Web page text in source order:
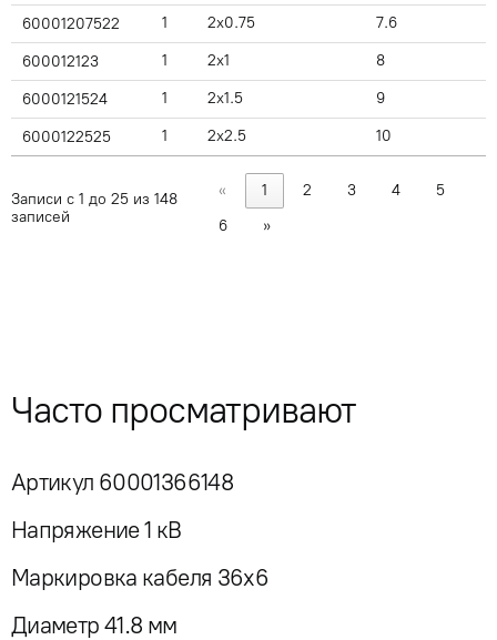
60001207522 1 2x0.75 7.6
600012123 1 2x1 8
6000121524 1 2x1.5 9
6000122525 1 2x2.5 10
Записи с 1 до 25 из 148
записей
« 1 2 3 4
5
6
»
Часто просматривают
Артикул 60001366148
Напряжение 1 кВ
Маркировка кабеля 36x6
Диаметр 41.8 мм